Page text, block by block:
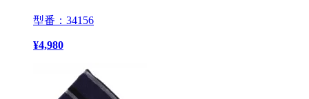
型番：34156
¥4,980